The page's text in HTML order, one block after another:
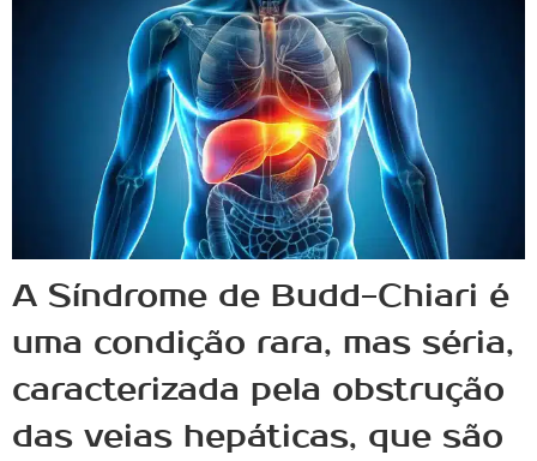
A Síndrome de Budd-Chiari é
uma condição rara, mas séria,
caracterizada pela obstrução
das veias hepáticas, que são